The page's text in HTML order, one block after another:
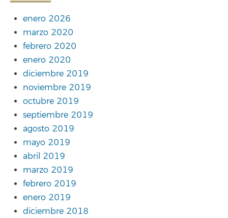
enero 2026
marzo 2020
febrero 2020
enero 2020
diciembre 2019
noviembre 2019
octubre 2019
septiembre 2019
agosto 2019
mayo 2019
abril 2019
marzo 2019
febrero 2019
enero 2019
diciembre 2018